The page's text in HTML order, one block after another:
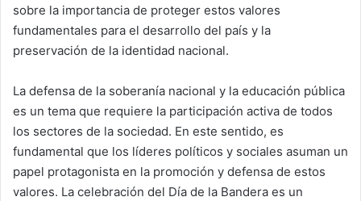
sobre la importancia de proteger estos valores
fundamentales para el desarrollo del país y la
preservación de la identidad nacional.
La defensa de la soberanía nacional y la educación pública
es un tema que requiere la participación activa de todos
los sectores de la sociedad. En este sentido, es
fundamental que los líderes políticos y sociales asuman un
papel protagonista en la promoción y defensa de estos
valores. La celebración del Día de la Bandera es un